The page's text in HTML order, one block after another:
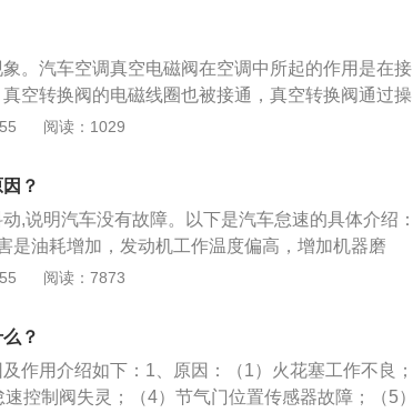
熄火；解决方法：维修或更换燃油供油压力以及进
几乎所有车辆在开空调时怠速会有上升，一般提高
时，空调压缩机是用空调压缩机皮带驱动的，皮带
保证怠速状态下不会因为额外的发动机负载而熄
整合适的怠速，保持发动机在低功耗状态下保持运
生新的问题，造成不必要的损失；5、节气门积碳
制进气量，进气量的多少会影响喷油。进气量增
节气门是一个控制进气量和向气缸内喷油量的装
查找漏电原因，进行检修。3、进气系统漏气，进
汽油蒸汽、燃烧废气，导致混合气过浓或过稀，使
种情况需要尽快的检查进气系统，避免空调不能正
果发动机控制逻辑出现错误，就没有办法接收空调
是短暂的高负荷，想要通过提高转速来消除怠速时
解决办法：建议车主到4S店或修理厂维修。5、长
积碳导致。阻碍发动机的进气，导致发动机动力不
法：建议车主定期保养车辆或及时清理积碳。
。汽车空调真空电磁阀在空调中所起的作用是在接
空转换阀的电磁线圈也被接通，真空转换阀通过操
大，从而使怠速转速提高。正常情况下，几乎所有
机皮带驱动的，皮带驱动力来自于发动机。所以为
外的发动机负载而熄火，电喷控制，且皮带传动空
上升。电喷发动机都有发动机控制单元，控制和调
低功耗状态下保持运转，不被熄灭。如果只有开空
因：1、发动机控制逻辑出错，无法××接收××空调
速抵消怠速时的阻力。当发动机转速降下来的时
负载，再次提高转速。来来回回，就表现成怠速不
无法发送空调开启信号。因为无法判断空调开启状
阅读：1029
？
,说明汽车没有故障。以下是汽车怠速的具体介绍：
是油耗增加，发动机工作温度偏高，增加机器磨
危害是起步容易熄火，如果频繁启动，损害发动机
、调整怠速前提条件：发动机温度正常、气门间隙
管道密封良好、阻风门全开、节气门能够关闭严密
阅读：7873
？
作用介绍如下：1、原因：（1）火花塞工作不良；
速控制阀失灵；（4）节气门位置传感器故障；（5）